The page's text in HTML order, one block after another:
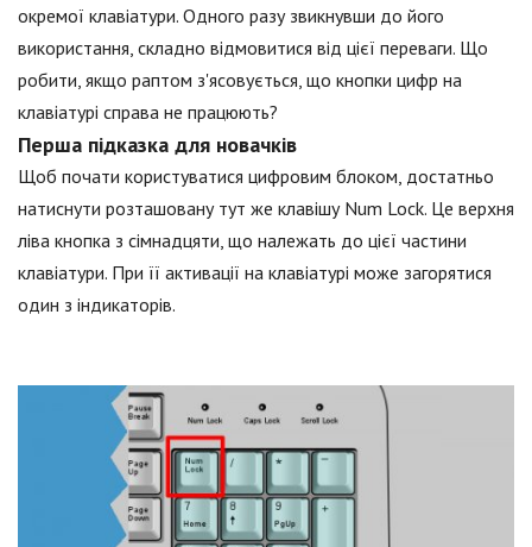
окремої клавіатури. Одного разу звикнувши до його
використання, складно відмовитися від цієї переваги. Що
робити, якщо раптом з'ясовується, що кнопки цифр на
клавіатурі справа не працюють?
Перша підказка для новачків
Щоб почати користуватися цифровим блоком, достатньо
натиснути розташовану тут же клавішу Num Lock. Це верхня
ліва кнопка з сімнадцяти, що належать до цієї частини
клавіатури. При її активації на клавіатурі може загорятися
один з індикаторів.